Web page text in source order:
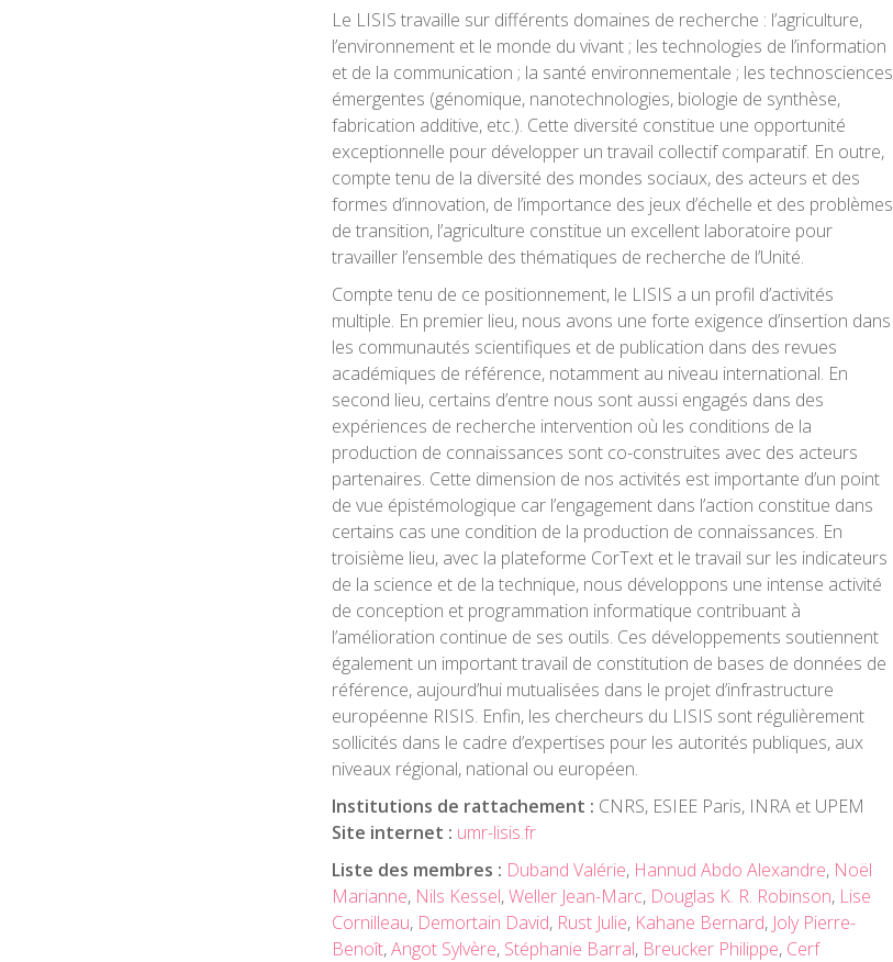
Le LISIS travaille sur différents domaines de recherche : l’agriculture,
l’environnement et le monde du vivant ; les technologies de l’information
et de la communication ; la santé environnementale ; les technosciences
émergentes (génomique, nanotechnologies, biologie de synthèse,
fabrication additive, etc.). Cette diversité constitue une opportunité
exceptionnelle pour développer un travail collectif comparatif. En outre,
compte tenu de la diversité des mondes sociaux, des acteurs et des
formes d’innovation, de l’importance des jeux d’échelle et des problèmes
de transition, l’agriculture constitue un excellent laboratoire pour
travailler l’ensemble des thématiques de recherche de l’Unité.
Compte tenu de ce positionnement, le LISIS a un profil d’activités
multiple. En premier lieu, nous avons une forte exigence d’insertion dans
les communautés scientifiques et de publication dans des revues
académiques de référence, notamment au niveau international. En
second lieu, certains d’entre nous sont aussi engagés dans des
expériences de recherche intervention où les conditions de la
production de connaissances sont co-construites avec des acteurs
partenaires. Cette dimension de nos activités est importante d’un point
de vue épistémologique car l’engagement dans l’action constitue dans
certains cas une condition de la production de connaissances. En
troisième lieu, avec la plateforme CorText et le travail sur les indicateurs
de la science et de la technique, nous développons une intense activité
de conception et programmation informatique contribuant à
l’amélioration continue de ses outils. Ces développements soutiennent
également un important travail de constitution de bases de données de
référence, aujourd’hui mutualisées dans le projet d’infrastructure
européenne RISIS. Enfin, les chercheurs du LISIS sont régulièrement
sollicités dans le cadre d’expertises pour les autorités publiques, aux
niveaux régional, national ou européen.
Institutions de rattachement : CNRS, ESIEE Paris, INRA et UPEM
Site internet : umr-lisis.fr
Liste des membres : Duband Valérie, Hannud Abdo Alexandre, Noël
Marianne, Nils Kessel,Weller Jean-Marc, Douglas K. R. Robinson, Lise
Cornilleau, Demortain David, Rust Julie, Kahane Bernard, Joly Pierre-
Benoît,Angot Sylvère, Stéphanie Barral, Breucker Philippe, Cerf